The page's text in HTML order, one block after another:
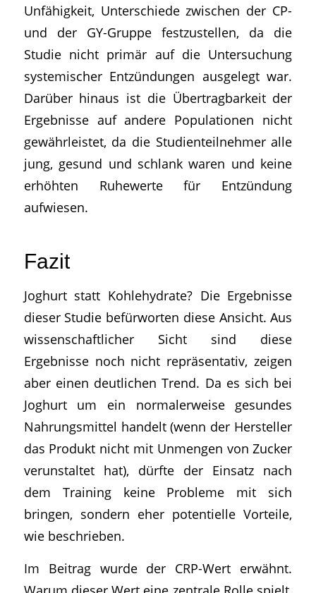
Unfähigkeit, Unterschiede zwischen der CP-
und der GY-Gruppe festzustellen, da die
Studie nicht primär auf die Untersuchung
systemischer Entzündungen ausgelegt war.
Darüber hinaus ist die Übertragbarkeit der
Ergebnisse auf andere Populationen nicht
gewährleistet, da die Studienteilnehmer alle
jung, gesund und schlank waren und keine
erhöhten Ruhewerte für Entzündung
aufwiesen.
Fazit
Joghurt statt Kohlehydrate? Die Ergebnisse
dieser Studie befürworten diese Ansicht. Aus
wissenschaftlicher Sicht sind diese
Ergebnisse noch nicht repräsentativ, zeigen
aber einen deutlichen Trend. Da es sich bei
Joghurt um ein normalerweise gesundes
Nahrungsmittel handelt (wenn der Hersteller
das Produkt nicht mit Unmengen von Zucker
verunstaltet hat), dürfte der Einsatz nach
dem Training keine Probleme mit sich
bringen, sondern eher potentielle Vorteile,
wie beschrieben.
Im Beitrag wurde der CRP-Wert erwähnt.